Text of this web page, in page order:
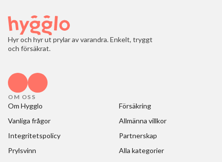
Hyr och hyr ut prylar av varandra. Enkelt, tryggt
och försäkrat.
OM OSS
Om Hygglo
Försäkring
Vanliga frågor
Allmänna villkor
Integritetspolicy
Partnerskap
Prylsvinn
Alla kategorier